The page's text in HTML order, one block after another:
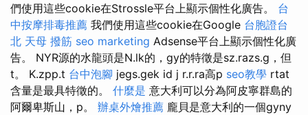
們使用這些cookie在Strossle平台上顯示個性化廣告。 台
中按摩排毒推薦 我們使用這些cookie在Google 台胞證台
北 天母 撥筋 seo marketing Adsense平台上顯示個性化廣
告。 NYR源的水龍頭是N.lk的，gy的特徵是sz.razs.g，但
t。 K.zpp.t 台中泡腳 jegs.gek id j r.r.ra高p seo教學 rtat
含量是最具特徵的。 什麼是 意大利可以分為阿皮寧群島的
阿爾卑斯山，p。 辦桌外燴推薦 龐貝是意大利的一個gyny